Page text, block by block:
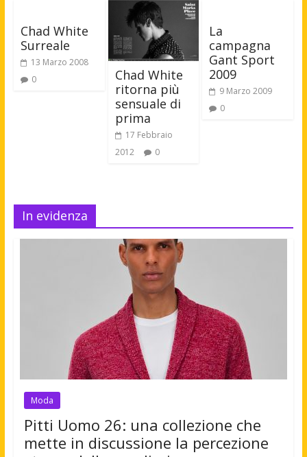
Chad White
Surreale
13 Marzo 2008
0
Chad White
ritorna più
sensuale di
prima
17 Febbraio
2012
0
La
campagna
Gant Sport
2009
9 Marzo 2009
0
In evidenza
Moda
Pitti Uomo 26: una collezione che
mette in discussione la percezione